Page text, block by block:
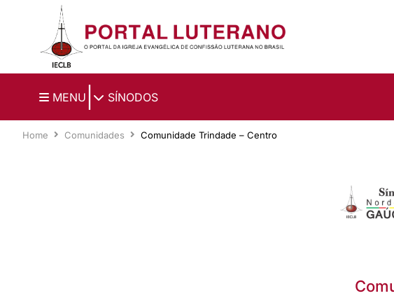
Ir para o conteúdo principal
MENU SÍNODOS
Home Comunidades Comunidade Trindade – Centro